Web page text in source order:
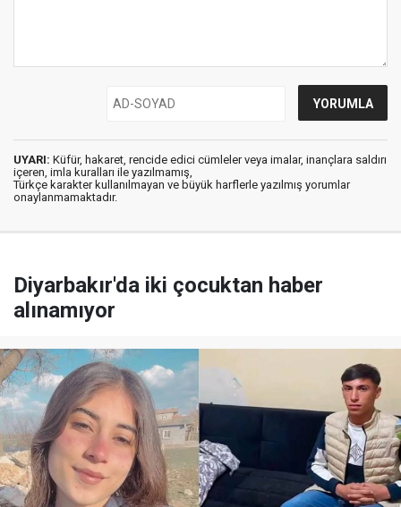
UYARI: Küfür, hakaret, rencide edici cümleler veya imalar, inançlara saldırı
içeren, imla kuralları ile yazılmamış,
Türkçe karakter kullanılmayan ve büyük harflerle yazılmış yorumlar
onaylanmamaktadır.
Diyarbakır'da iki çocuktan haber
alınamıyor